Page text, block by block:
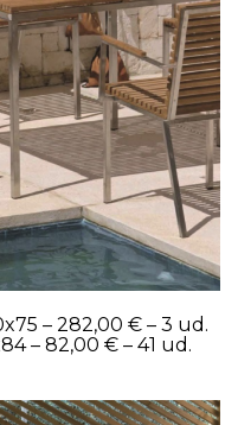
– 282,00 € – 3 ud.
– 82,00 € – 41 ud.